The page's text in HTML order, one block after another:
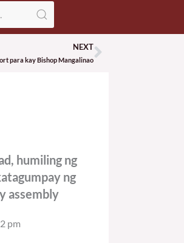
NEXT
para kay Bishop MangalinaoNext
humiling ng
ng
assembly
pm